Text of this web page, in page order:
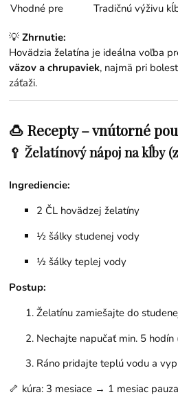
Vhodné pre
Tradičnú výživu
💡Zhrnutie:
Hovädzia želatína je ideálna voľba
väzov a chrupaviek, najmä pri
záťaži.
🍮 Recepty – vnútorné
🥄 Želatínový nápoj na kĺby
Ingrediencie:
2 ČL hovädzej želatíny
½ šálky studenej vody
½ šálky teplej vody
Postup:
Želatínu zamiešajte do
Nechajte napučať min. 5 hodín
Ráno pridajte teplú vodu a
🦴 kúra: 3 mesiace → 1 mesiac pauza